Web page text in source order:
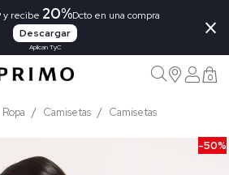
y recibe 20%Dcto en una compra
Descargar
Aplican TyC
×
0
Ropa Camisetas Camisetas
-50%